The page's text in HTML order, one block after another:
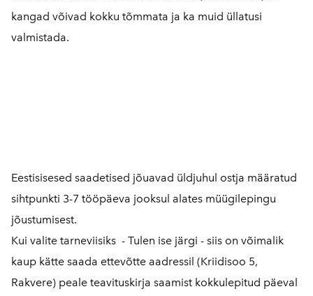
kangad võivad kokku tõmmata ja ka muid üllatusi
valmistada.
Eestisisesed saadetised jõuavad üldjuhul ostja määratud
sihtpunkti 3-7 tööpäeva jooksul alates müügilepingu
jõustumisest.
Kui valite tarneviisiks - Tulen ise järgi - siis on võimalik
kaup kätte saada ettevõtte aadressil (Kriidisoo 5,
Rakvere) peale teavituskirja saamist kokkulepitud päeval